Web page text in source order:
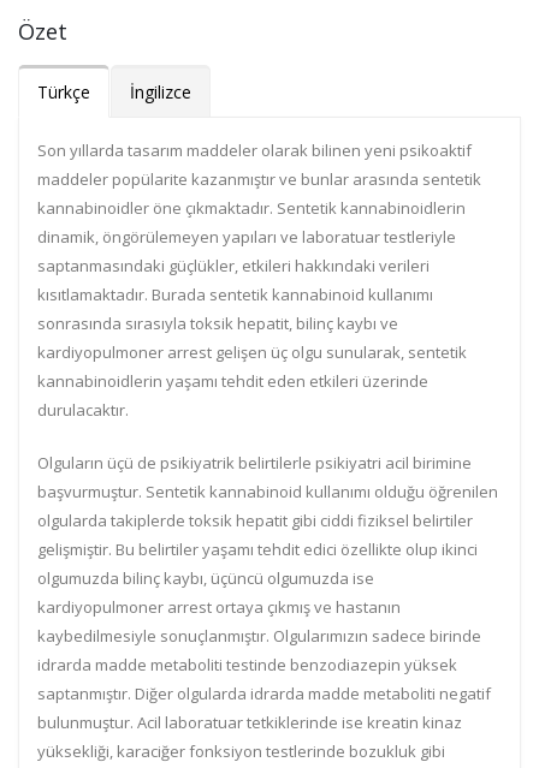
Özet
Türkçe İngilizce
Son yıllarda tasarım maddeler olarak bilinen yeni psikoaktif
maddeler popülarite kazanmıştır ve bunlar arasında sentetik
kannabinoidler öne çıkmaktadır. Sentetik kannabinoidlerin
dinamik, öngörülemeyen yapıları ve laboratuar testleriyle
saptanmasındaki güçlükler, etkileri hakkındaki verileri
kısıtlamaktadır. Burada sentetik kannabinoid kullanımı
sonrasında sırasıyla toksik hepatit, bilinç kaybı ve
kardiyopulmoner arrest gelişen üç olgu sunularak, sentetik
kannabinoidlerin yaşamı tehdit eden etkileri üzerinde
durulacaktır.
Olguların üçü de psikiyatrik belirtilerle psikiyatri acil birimine
başvurmuştur. Sentetik kannabinoid kullanımı olduğu öğrenilen
olgularda takiplerde toksik hepatit gibi ciddi fiziksel belirtiler
gelişmiştir. Bu belirtiler yaşamı tehdit edici özellikte olup ikinci
olgumuzda bilinç kaybı, üçüncü olgumuzda ise
kardiyopulmoner arrest ortaya çıkmış ve hastanın
kaybedilmesiyle sonuçlanmıştır. Olgularımızın sadece birinde
idrarda madde metaboliti testinde benzodiazepin yüksek
saptanmıştır. Diğer olgularda idrarda madde metaboliti negatif
bulunmuştur. Acil laboratuar tetkiklerinde ise kreatin kinaz
yüksekliği, karaciğer fonksiyon testlerinde bozukluk gibi